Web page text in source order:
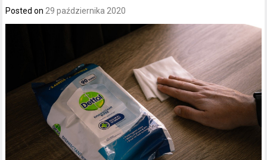
Posted on29 października 2020